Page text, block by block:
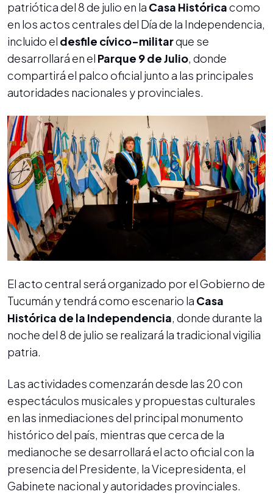
patriótica del 8 de julio en la Casa Históricacomo
en los actos centrales del Día de la Independencia,
incluido el desfile cívico-militarque se
desarrollará en el Parque 9 de Julio , donde
compartirá el palco oficial junto a las principales
autoridades nacionales y provinciales.
El acto central será organizado por el Gobierno de
Tucumán y tendrá como escenario la Casa
Histórica de la Independencia, donde durante la
noche del 8 de julio se realizará la tradicional vigilia
patria.
Las actividades comenzarán desde las 20 con
espectáculos musicales y propuestas culturales
en las inmediaciones del principal monumento
histórico del país, mientras que cerca de la
medianoche se desarrollará el acto oficial con la
presencia del Presidente, la Vicepresidenta, el
Gabinete nacional y autoridades provinciales.